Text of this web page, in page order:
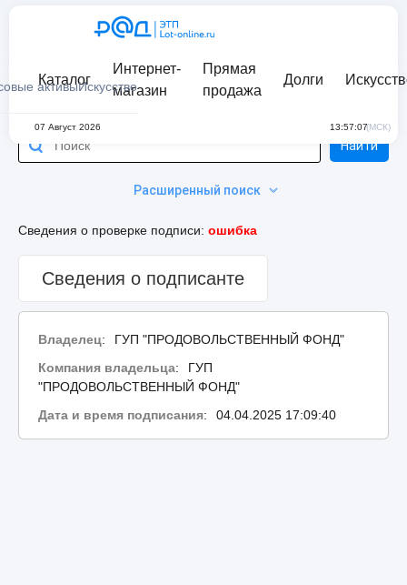
активыИскусство
Каталог
Интернет-
магазин
Прямая
продажа
Долги
07 Август 2026 13:57:07(МСК)
Расширенный поиск
Найти
Сведения о проверке подписи: ошибка
Сведения о подписанте
Владелец:
ГУП "ПРОДОВОЛЬСТВЕННЫЙ ФОНД"
Компания владельца:
ГУП
"ПРОДОВОЛЬСТВЕННЫЙ ФОНД"
Дата и время подписания: 04.04.2025 17:09:40